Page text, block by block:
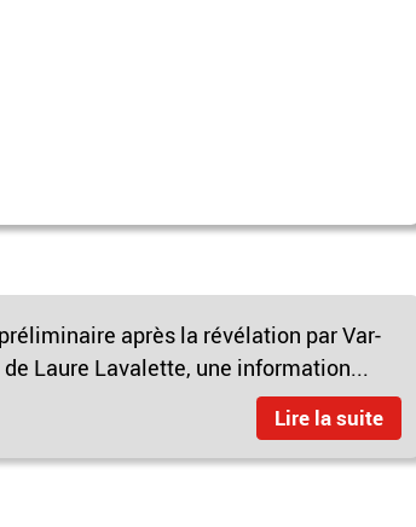
après la révélation par Var-
Laure Lavalette, une information...
Lire la suite